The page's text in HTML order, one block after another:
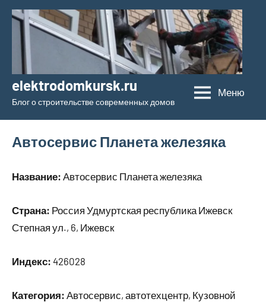
Перейти
содержимому
elektrodomkursk.ru
Блог о строительстве современных домов
Меню
Автосервис Планета железяка
Название: Автосервис Планета железяка
Страна: Россия Удмуртская республика Ижевск
Степная ул., 6, Ижевск
Индекс: 426028
Категория: Автосервис, автотехцентр, Кузовной